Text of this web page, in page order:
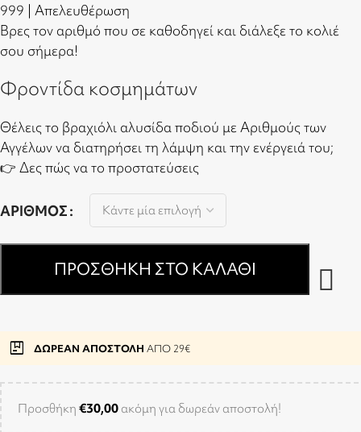
999 | Απελευθέρωση
Βρες τον αριθμό που σε καθοδηγεί και διάλεξε το κολιέ
σου σήμερα!
Φροντίδα κοσμημάτων
Θέλεις το βραχιόλι αλυσίδα ποδιού με Αριθμούς των
Αγγέλων να διατηρήσει τη λάμψη και την ενέργειά του;
👉 Δες πώς να το προστατεύσεις
ΑΡΙΘΜΌΣ
ΠΡΟΣΘΉΚΗ ΣΤΟ ΚΑΛΆΘΙ
package ΔΩΡΕΑΝ ΑΠΟΣΤΟΛΗ ΑΠΟ 29€
Προσθήκη €30,00 ακόμη για δωρεάν αποστολή!